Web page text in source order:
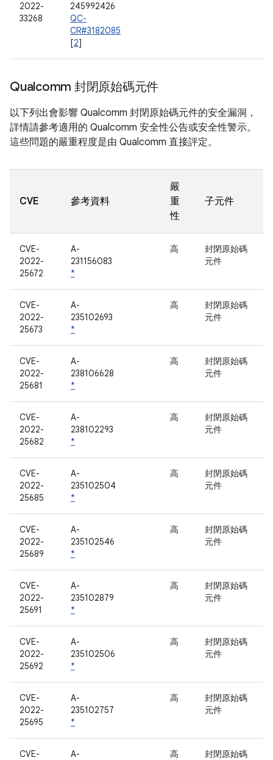
2022-
33268
245992426
QC-
CR#3182085
[2]
Qualcomm 封閉原始碼元件
以下列出會影響 Qualcomm 封閉原始碼元件的安全漏洞，
詳情請參考適用的 Qualcomm 安全性公告或安全性警示。
這些問題的嚴重程度是由 Qualcomm 直接評定。
CVE 參考資料
嚴
重
性
子元件
CVE-
2022-
25672
A-
231156083
*
高
封閉原始碼
元件
CVE-
2022-
25673
A-
235102693
*
高
封閉原始碼
元件
CVE-
2022-
25681
A-
238106628
*
高
封閉原始碼
元件
CVE-
2022-
25682
A-
238102293
*
高
封閉原始碼
元件
CVE-
2022-
25685
A-
235102504
*
高
封閉原始碼
元件
CVE-
2022-
25689
A-
235102546
*
高
封閉原始碼
元件
CVE-
2022-
25691
A-
235102879
*
高
封閉原始碼
元件
CVE-
2022-
25692
A-
235102506
*
高
封閉原始碼
元件
CVE-
2022-
25695
A-
235102757
*
高
封閉原始碼
元件
CVE-
A-
高
封閉原始碼